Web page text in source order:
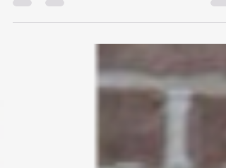
pantalon le plus facile du monde...